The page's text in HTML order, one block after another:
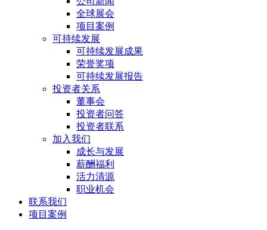
全球展会
项目案例
可持续发展
可持续发展成果
荣誉奖项
可持续发展报告
投资者关系
董事会
投资者问答
投资者联系
加入我们
成长与发展
薪酬福利
活力清源
职业机会
联系我们
项目案例